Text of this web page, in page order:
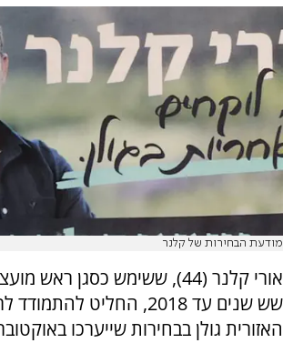
מודעת הבחירות של קלנר
אורי קלנר (44), ששימש כסגן
שש שנים עד 2018, החליט
האזורית גולן בבחירות שייערכו